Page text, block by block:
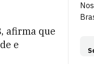
afirma que
e